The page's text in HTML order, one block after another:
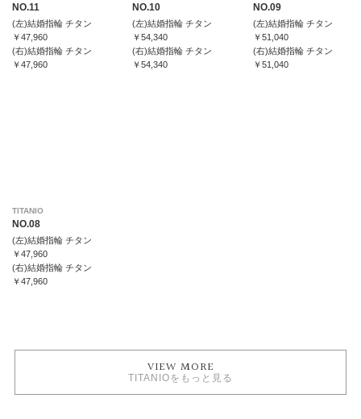
NO.11
(左)結婚指輪 チタン
￥47,960
(右)結婚指輪 チタン
￥47,960
NO.10
(左)結婚指輪 チタン
￥54,340
(右)結婚指輪 チタン
￥54,340
NO.09
(左)結婚指輪 チタン
￥51,040
(右)結婚指輪 チタン
￥51,040
TITANIO
NO.08
(左)結婚指輪 チタン
￥47,960
(右)結婚指輪 チタン
￥47,960
VIEW MORE
TITANIOをもっと見る